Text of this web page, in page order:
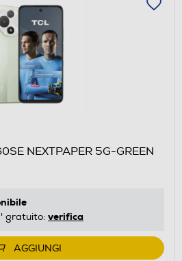
NEXTPAPER 5G-GREEN
gratuito: verifica
AGGIUNGI